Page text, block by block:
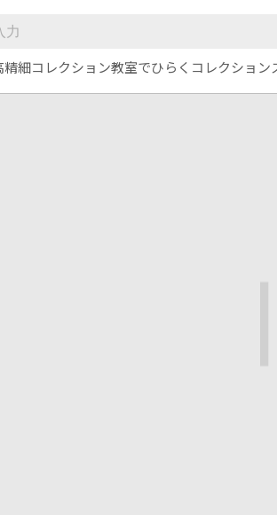
精細コレクション教室でひらくコレクション